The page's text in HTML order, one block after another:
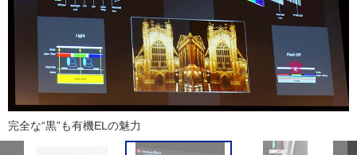
完全な“黒”も有機ELの魅力